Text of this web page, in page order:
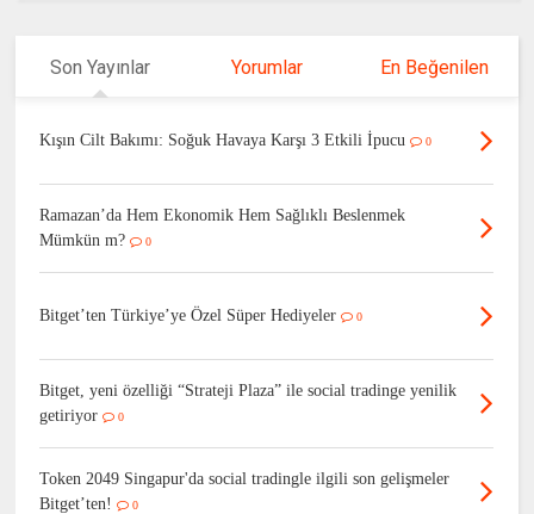
Son Yayınlar Yorumlar En Beğenilen
Kışın Cilt Bakımı: Soğuk Havaya Karşı 3 Etkili İpucu 0
Ramazan’da Hem Ekonomik Hem Sağlıklı Beslenmek
Mümkün m?
0
Bitget’ten Türkiye’ye Özel Süper Hediyeler 0
Bitget, yeni özelliği “Strateji Plaza” ile social tradinge yenilik
getiriyor
0
Token 2049 Singapur'da social tradingle ilgili son gelişmeler
Bitget’ten!
0